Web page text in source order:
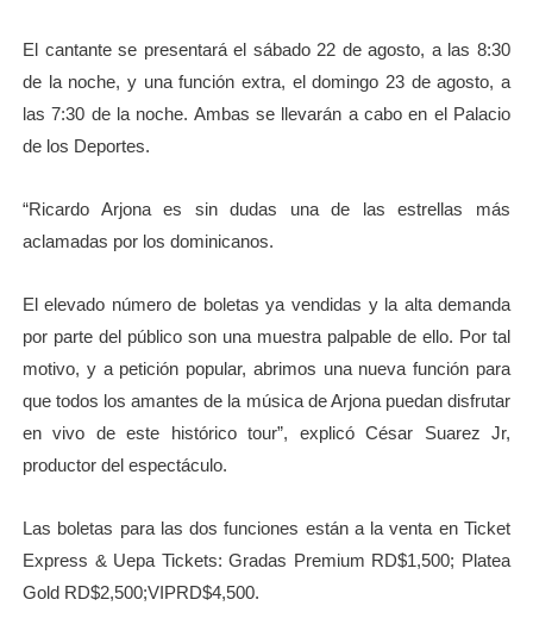
El cantante se presentará el sábado 22 de agosto, a las 8:30
de la noche, y una función extra, el domingo 23 de agosto, a
las 7:30 de la noche. Ambas se llevarán a cabo en el Palacio
de los Deportes.
“Ricardo Arjona es sin dudas una de las estrellas más
aclamadas por los dominicanos.
El elevado número de boletas ya vendidas y la alta demanda
por parte del público son una muestra palpable de ello. Por tal
motivo, y a petición popular, abrimos una nueva función para
que todos los amantes de la música de Arjona puedan disfrutar
en vivo de este histórico tour”, explicó César Suarez Jr,
productor del espectáculo.
Las boletas para las dos funciones están a la venta en Ticket
Express & Uepa Tickets: Gradas Premium RD$1,500; Platea
Gold RD$2,500;VIPRD$4,500.